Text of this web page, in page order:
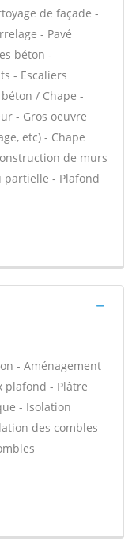
de façade -
- Pavé
béton -
- Escaliers
/ Chape -
- Gros oeuvre
etc) - Chape
de murs
partielle - Plafond
- Aménagement
plafond - Plâtre
- Isolation
des combles